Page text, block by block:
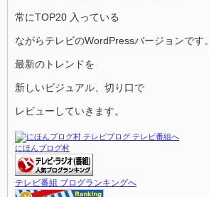
常にTOP20 入っている
ながらテレビのWordPressバージョンです。
最新のトレンドを
新しいビジュアル、切り口で
レビューしていきます。
にほんブログ村
テレビ番組 ブログランキングへ